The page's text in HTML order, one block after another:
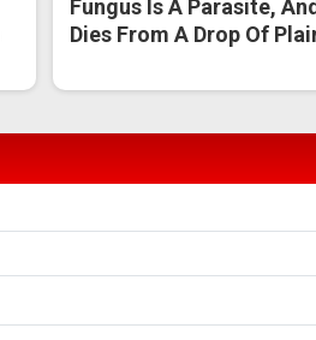
Fungus Is A Parasite,
Dies From A Drop Of